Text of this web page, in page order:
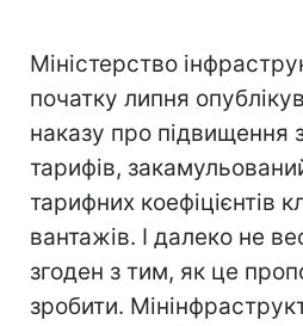
Міністерство
початку липня
наказу про підвищення
тарифів,
тарифних коефіцієнтів
вантажів. І далеко не
згоден з тим, як це
зробити.